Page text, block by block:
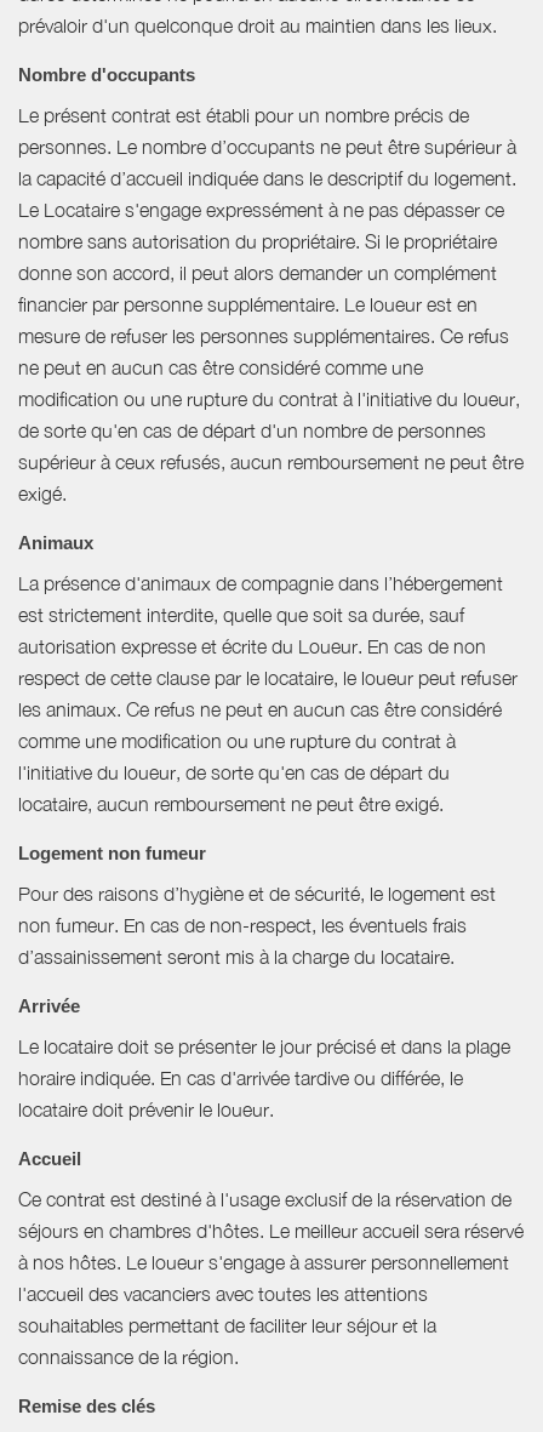
prévaloir d'un quelconque droit au maintien dans les lieux.
Nombre d'occupants
Le présent contrat est établi pour un nombre précis de
personnes. Le nombre d’occupants ne peut être supérieur à
la capacité d’accueil indiquée dans le descriptif du logement.
Le Locataire s'engage expressément à ne pas dépasser ce
nombre sans autorisation du propriétaire. Si le propriétaire
donne son accord, il peut alors demander un complément
financier par personne supplémentaire. Le loueur est en
mesure de refuser les personnes supplémentaires. Ce refus
ne peut en aucun cas être considéré comme une
modification ou une rupture du contrat à l'initiative du loueur,
de sorte qu'en cas de départ d'un nombre de personnes
supérieur à ceux refusés, aucun remboursement ne peut être
exigé.
Animaux
La présence d'animaux de compagnie dans l’hébergement
est strictement interdite, quelle que soit sa durée, sauf
autorisation expresse et écrite du Loueur. En cas de non
respect de cette clause par le locataire, le loueur peut refuser
les animaux. Ce refus ne peut en aucun cas être considéré
comme une modification ou une rupture du contrat à
l'initiative du loueur, de sorte qu'en cas de départ du
locataire, aucun remboursement ne peut être exigé.
Logement non fumeur
Pour des raisons d’hygiène et de sécurité, le logement est
non fumeur. En cas de non-respect, les éventuels frais
d’assainissement seront mis à la charge du locataire.
Arrivée
Le locataire doit se présenter le jour précisé et dans la plage
horaire indiquée. En cas d'arrivée tardive ou différée, le
locataire doit prévenir le loueur.
Accueil
Ce contrat est destiné à l'usage exclusif de la réservation de
séjours en chambres d'hôtes. Le meilleur accueil sera réservé
à nos hôtes. Le loueur s'engage à assurer personnellement
l'accueil des vacanciers avec toutes les attentions
souhaitables permettant de faciliter leur séjour et la
connaissance de la région.
Remise des clés